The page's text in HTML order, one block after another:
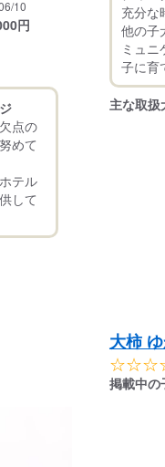
10
円
点の
めて
テル
して
充分な
他の子
ミュ
主な取扱
大柿
掲載中の